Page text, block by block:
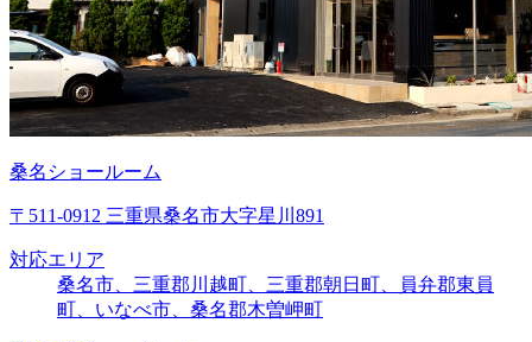
桑名ショールーム
〒511-0912 三重県桑名市大字星川891
対応エリア
桑名市、三重郡川越町、三重郡朝日町、員弁郡東員
町、いなべ市、桑名郡木曽岬町